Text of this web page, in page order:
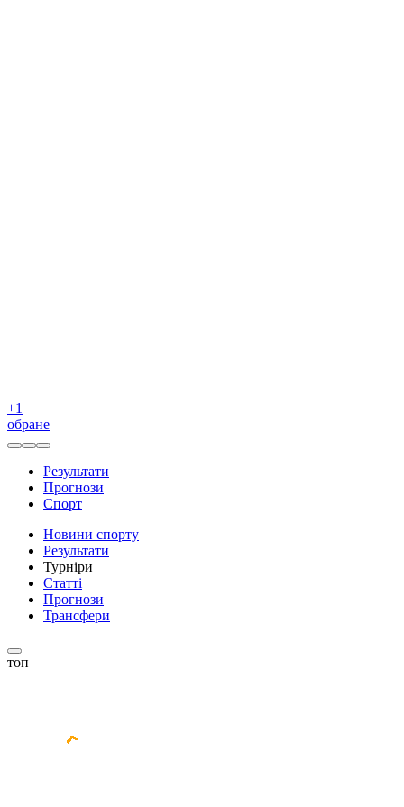
+1
обране
Результати
Прогнози
Спорт
Новини спорту
Результати
Турніри
Статті
Прогнози
Трансфери
топ